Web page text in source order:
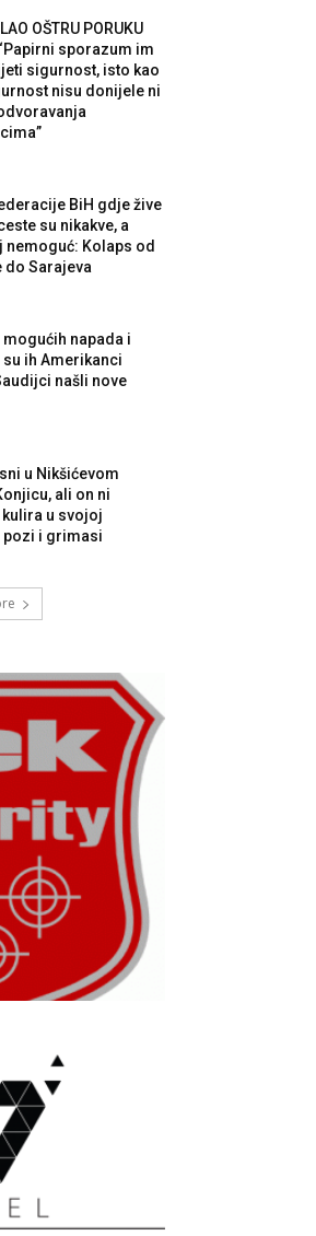
OŠTRU PORUKU
sporazum im
sigurnost, isto kao
nisu donijele ni
BiH gdje žive
su nikakve, a
nemoguć: Kolaps od
do Sarajeva
mogućih napada i
su ih Amerikanci
našli nove
u Nikšićevom
ali on ni
u svojoj
i grimasi